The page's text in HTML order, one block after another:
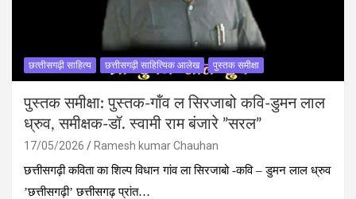
छत्‍तीसगढ़ी साहित्‍य छत्तीसगढ़ी साहित्यिक आलेख पुस्‍तक समीक्षा
पुस्तक समीक्षा: पुस्तक-गॉंव ल सिरजाबो कवि-डुमन लाल
ध्रुव, समीक्षक-डॉ. स्वामी राम बंजारे ”सरल”
17/05/2026
Ramesh kumar Chauhan
छत्तीसगढ़ी कविता का शिल्प विधान गांव ला सिरजाबो -कवि – डुमन लाल ध्रुव
’छत्तीसगढ़ी’ छत्तीसगढ़ प्रांत…